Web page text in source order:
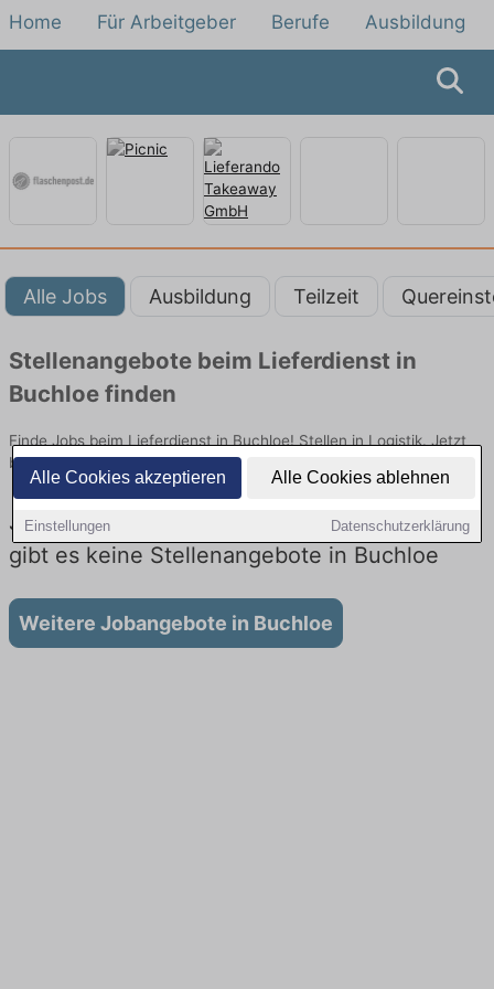
Alle Cookies akzeptieren Alle Cookies ablehnen
Einstellungen Datenschutzerklärung
Home Für Arbeitgeber Berufe Ausbildung
Alle Jobs Ausbildung Teilzeit
Stellenangebote beim Lieferdienst in
Buchloe finden
Finde Jobs beim Lieferdienst in Buchloe! Stellen in Logistik. Jetzt
bewerben!
Jobs beim Lieferdienst in Buchloe: Aktuell
gibt es keine Stellenangebote in Buchloe
Weitere Jobangebote in Buchloe